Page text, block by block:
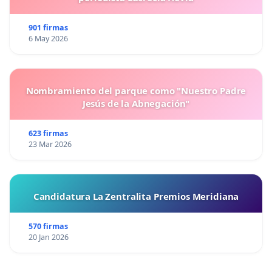
901 firmas
6 May 2026
Nombramiento del parque como "Nuestro Padre
Jesús de la Abnegación"
623 firmas
23 Mar 2026
Candidatura La Zentralita Premios Meridiana
570 firmas
20 Jan 2026